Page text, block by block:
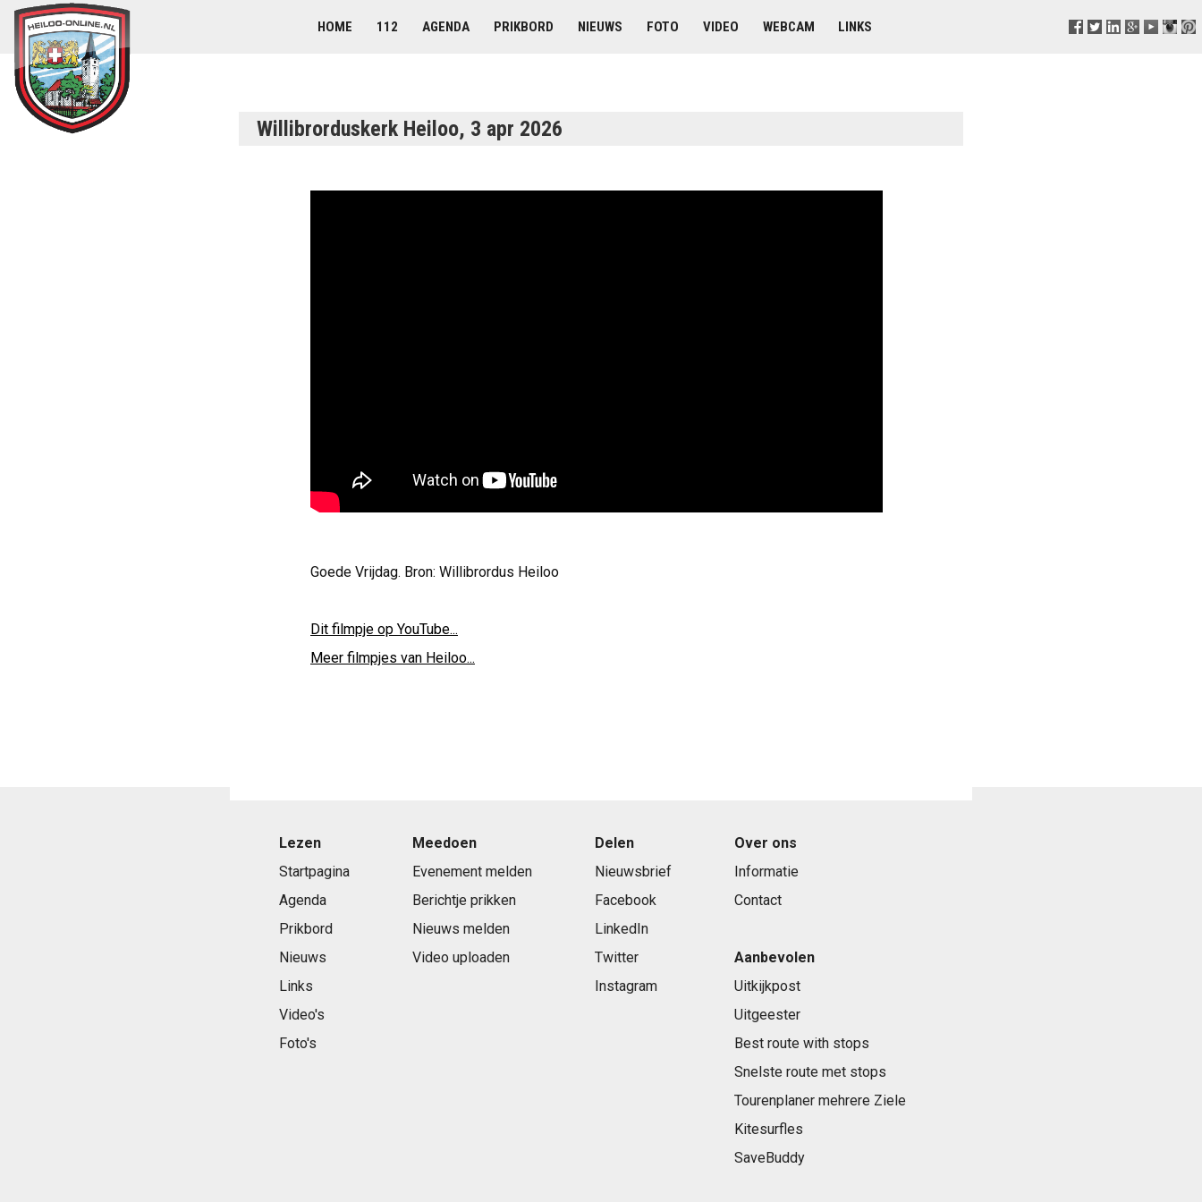
HOME 112 AGENDA PRIKBORD NIEUWS FOTO VIDEO WEBCAM LINKS
Willibrorduskerk Heiloo, 3 apr 2026
Goede Vrijdag. Bron: Willibrordus Heiloo
Dit filmpje op YouTube...
Meer filmpjes van Heiloo...
Lezen
Startpagina
Agenda
Prikbord
Nieuws
Links
Video's
Foto's
Meedoen
Evenement melden
Berichtje prikken
Nieuws melden
Video uploaden
Delen
Nieuwsbrief
Facebook
LinkedIn
Twitter
Instagram
Over ons
Informatie
Contact
Aanbevolen
Uitkijkpost
Uitgeester
Best route with stops
Snelste route met stops
Tourenplaner mehrere Ziele
Kitesurfles
SaveBuddy